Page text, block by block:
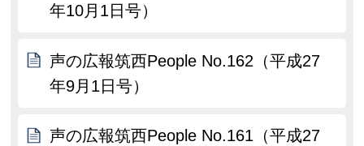
年10月1日号）
声の広報筑西People No.162（平成27
年9月1日号）
声の広報筑西People No.161（平成27